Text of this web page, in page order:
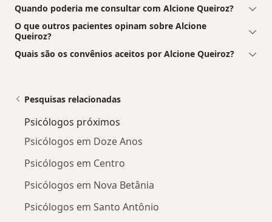
Quando poderia me consultar com Alcione Queiroz?
O que outros pacientes opinam sobre Alcione
Queiroz?
Quais são os convênios aceitos por Alcione Queiroz?
Pesquisas relacionadas
Psicólogos próximos
Psicólogos em Doze Anos
Psicólogos em Centro
Psicólogos em Nova Betânia
Psicólogos em Santo Antônio